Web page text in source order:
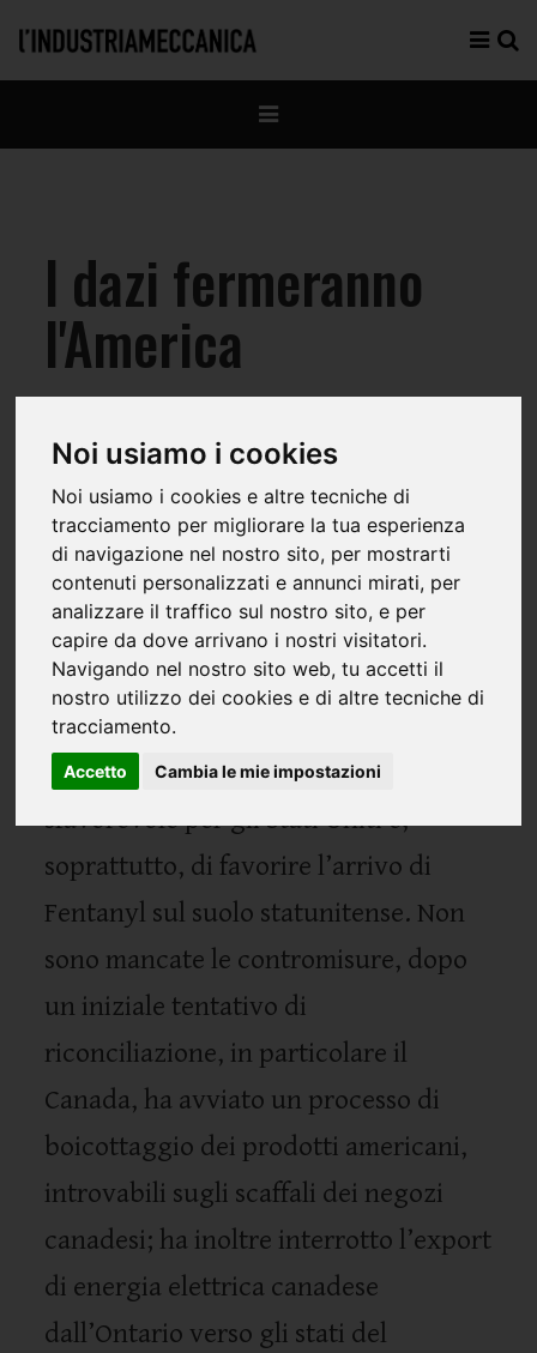
Noi usiamo i cookies
Noi usiamo i cookies e altre tecniche di
tracciamento per migliorare la tua esperienza
di navigazione nel nostro sito, per mostrarti
contenuti personalizzati e annunci mirati, per
analizzare il traffico sul nostro sito, e per
capire da dove arrivano i nostri visitatori.
Navigando nel nostro sito web, tu accetti il
nostro utilizzo dei cookies e di altre tecniche di
tracciamento.
Accetto Cambia le mie impostazioni
I dazi fermeranno
l'America
La guerra dei dazi è entrata
ufficialmente nella fase più calda con
il presidente Trump che li ha
confermati nei confronti di Cina,
Messico e Canada (rispettivamente del
20% e del 25% per le ultime due)
accusati di una bilancia commerciale
sfavorevole per gli Stati Uniti e,
soprattutto, di favorire l’arrivo di
Fentanyl sul suolo statunitense. Non
sono mancate le contromisure, dopo
un iniziale tentativo di
riconciliazione, in particolare il
Canada, ha avviato un processo di
boicottaggio dei prodotti americani,
introvabili sugli scaffali dei negozi
canadesi; ha inoltre interrotto l’export
di energia elettrica canadese
dall’Ontario verso gli stati del